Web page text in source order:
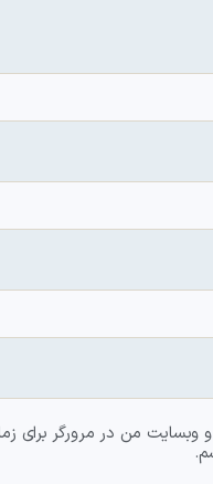
وبسایت من در مرورگر برای